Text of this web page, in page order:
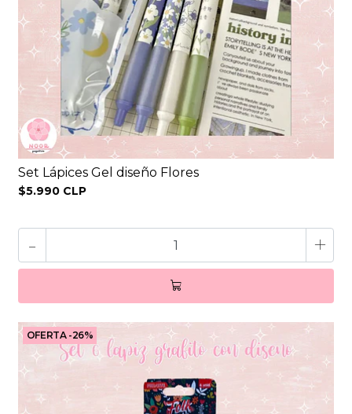
Set Lápices Gel diseño Flores
$5.990 CLP
- +
OFERTA -26%